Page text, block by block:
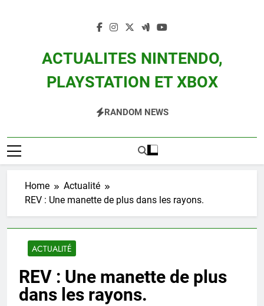
ACTUALITES NINTENDO,
PLAYSTATION ET XBOX
Zelda, Splatoon, Pokemon Entre Autres
RANDOM NEWS
Home
Actualité
REV : Une manette de plus dans les rayons.
ACTUALITÉ
REV : Une manette de plus
dans les rayons.